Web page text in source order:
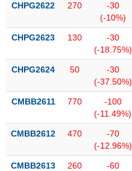
CHPG2622 270
-30
(-10%)
CHPG2623 130
-30
(-18.75%)
CHPG2624 50
-30
(-37.50%)
CMBB2611 770
-100
(-11.49%)
CMBB2612 470
-70
(-12.96%)
CMBB2613 260
-60
TIN
VỤ